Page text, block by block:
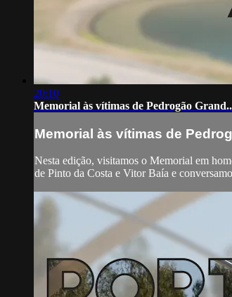
20:10
Memorial às vítimas de Pedrogão
Memorial às vítimas de
Nesta edição, visitamos o Memorial em
de Pinto da Costa e Vitor Baía e